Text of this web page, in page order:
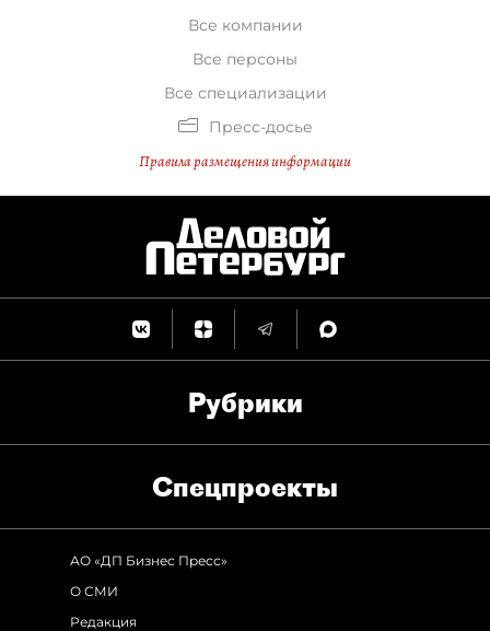
Все компании
Все персоны
Все специализации
Пресс-досье
Правила размещения информации
Рубрики
Спец­проекты
АО «ДП Бизнес Пресс»
О СМИ
Редакция